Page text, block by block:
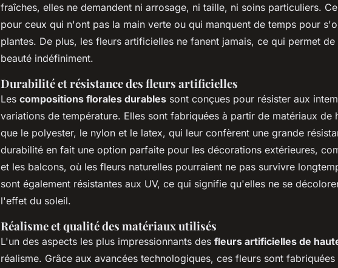
fraîches, elles ne demandent ni arrosage, ni taille, ni soins particuliers.
pour ceux qui n'ont pas la main verte ou qui manquent de temps pour
plantes. De plus, les fleurs artificielles ne fanent jamais, ce qui permet
beauté indéfiniment.
Durabilité et résistance des fleurs artificielles
Les compositions florales durables sont conçues pour résister aux
variations de température. Elles sont fabriquées à partir de matériaux de
que le polyester, le nylon et le latex, qui leur confèrent une grande
durabilité en fait une option parfaite pour les décorations extérieures,
et les balcons, où les fleurs naturelles pourraient ne pas survivre
sont également résistantes aux UV, ce qui signifie qu'elles ne se
l'effet du soleil.
Réalisme et qualité des matériaux utilisés
L'un des aspects les plus impressionnants des fleurs artificielles de
réalisme. Grâce aux avancées technologiques, ces fleurs sont